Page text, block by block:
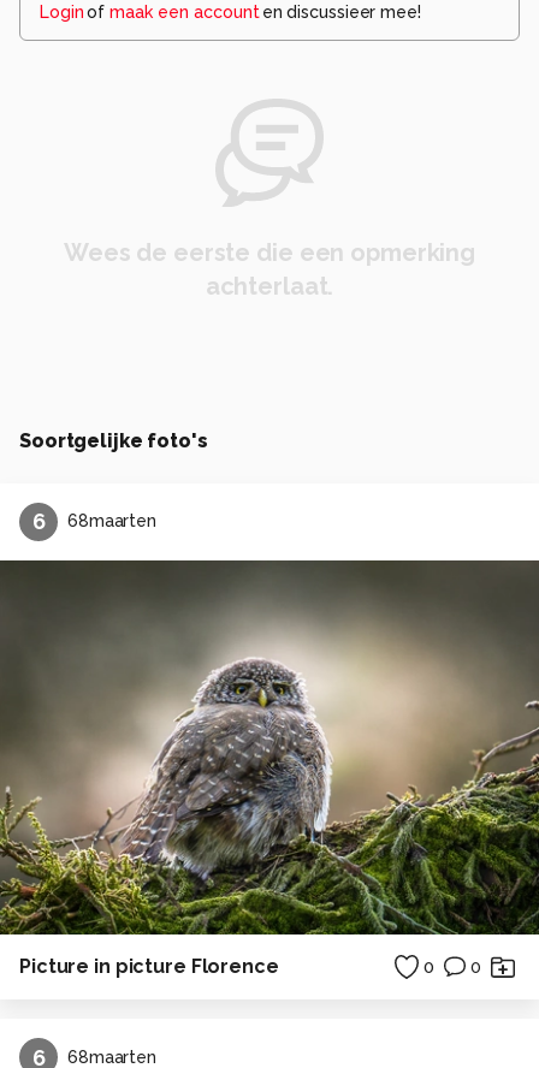
Loginof maak een account en discussieer mee!
Wees de eerste die een opmerking
achterlaat.
Soortgelijke foto's
6 68maarten
Picture in picture Florence 0 0
6 68maarten